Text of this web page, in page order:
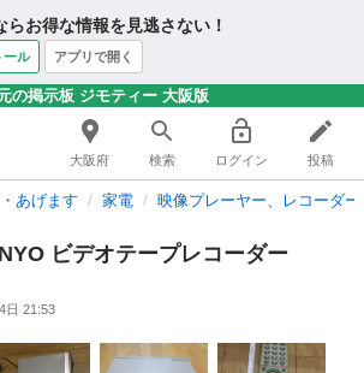
らお得な情報を見逃さない！
ール アプリで開く
の掲示板 ジモティー 大阪版
大阪府 検索 ログイン 投稿
あげます 家電 映像プレーヤー、レコーダー
ビデオテープレコーダー
日 21:53